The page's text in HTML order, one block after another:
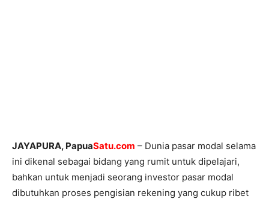
JAYAPURA, PapuaSatu.com – Dunia pasar modal selama
ini dikenal sebagai bidang yang rumit untuk dipelajari,
bahkan untuk menjadi seorang investor pasar modal
dibutuhkan proses pengisian rekening yang cukup ribet